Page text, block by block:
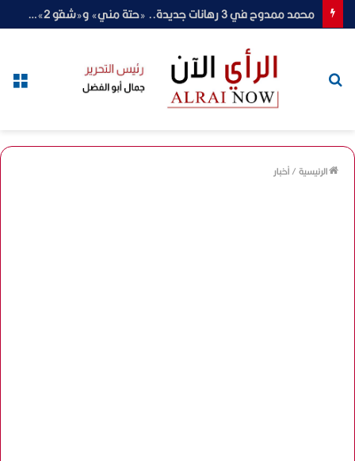
محمد ممدوح في 3 رهانات جديدة.. «حتة مني» و«شقو 2» ورمضان 2027
الرئيسية/أخبار